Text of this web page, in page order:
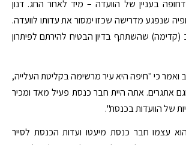
בעניין של הוועדה – מיד לאחר החג. דנון
שנפגע מדרישה שכזו ימסור את עדותו לוועדה.
(קדימה) שהשתתף בדיון הבטיח להירתם לפיתרון
ואמר כי "חיפה היא עיר מרשימה בקליטת העלייה,
אתגרים. אתה היית חבר כנסת פעיל מאד ומכיר
של הוועדות בכנסת".
עצמו חבר כנסת מיעטו ועדות הכנסת לסייר